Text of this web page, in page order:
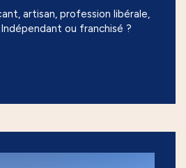
artisan, profession libérale,
ou franchisé ?